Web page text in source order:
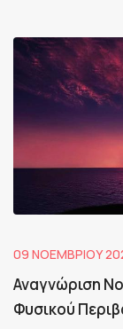
09 ΝΟΕΜΒΡΊΟΥ
Αναγνώριση
Φυσικού